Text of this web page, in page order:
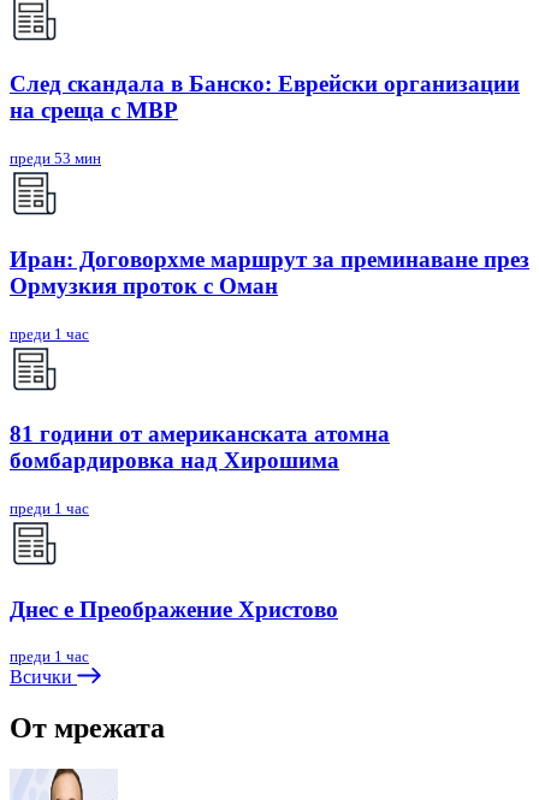
След скандала в Банско: Eврейски организации
на среща с МВР
преди 53 мин
Иран: Договорхме маршрут за преминаване през
Ормузкия проток с Оман
преди 1 час
81 години от американската атомна
бомбардировка над Хирошима
преди 1 час
Днес е Преображение Христово
преди 1 час
Всички
От мрежата